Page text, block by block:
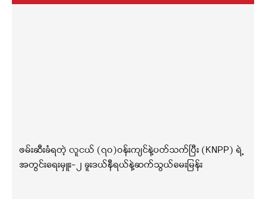
ဖမ်းဆီးခံရတဲ့ လူငယ် (၇၀)ဝန်းကျင်နဲ့ပတ်သက်ပြီး (KNPP) ရဲ့
အတွင်းရေးမှူး-၂ ခူးဒယ်နီရယ်နဲ့ဆက်သွယ်မေးမြန်း